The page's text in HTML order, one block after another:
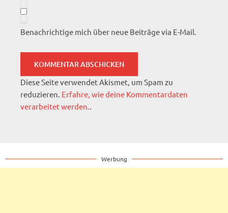
Benachrichtige mich über neue Beiträge via E-Mail.
Diese Seite verwendet Akismet, um Spam zu
reduzieren. Erfahre, wie deine Kommentardaten
verarbeitet werden..
Werbung